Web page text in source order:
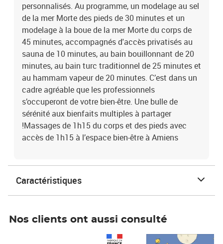
personnalisés. Au programme, un modelage au sel
de la mer Morte des pieds de 30 minutes et un
modelage à la boue de la mer Morte du corps de
45 minutes, accompagnés d'accès privatisés au
sauna de 10 minutes, au bain bouillonnant de 20
minutes, au bain turc traditionnel de 25 minutes et
au hammam vapeur de 20 minutes. C’est dans un
cadre agréable que les professionnels
s’occuperont de votre bien-être. Une bulle de
sérénité aux bienfaits multiples à partager
!Massages de 1h15 du corps et des pieds avec
accès de 1h15 à l’espace bien-être à Amiens
Caractéristiques
Nos clients ont aussi consulté
Prix 7,50€